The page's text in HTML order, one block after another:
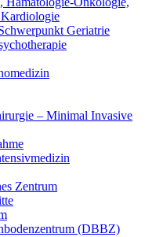
Geriatrie
– Minimal Invasive
Zentrum
(DBBZ)